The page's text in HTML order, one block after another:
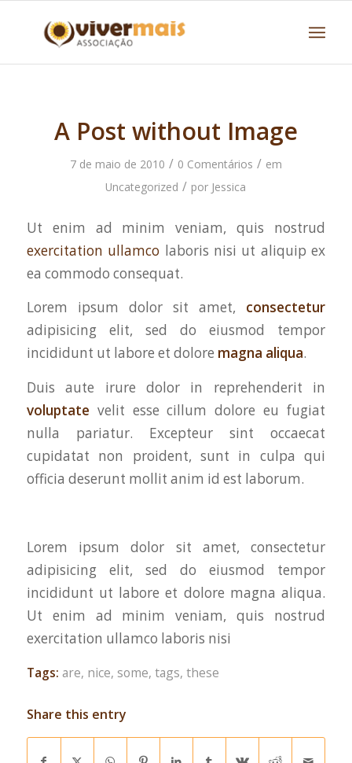
A Post without Image
7 de maio de 2010 / 0 Comentários / em
Uncategorized / por Jessica
Ut enim ad minim veniam, quis nostrud
exercitation ullamco laboris nisi ut aliquip ex
ea commodo consequat.
Lorem ipsum dolor sit amet, consectetur
adipisicing elit, sed do eiusmod tempor
incididunt ut labore et dolore magna aliqua.
Duis aute irure dolor in reprehenderit in
voluptate velit esse cillum dolore eu fugiat
nulla pariatur. Excepteur sint occaecat
cupidatat non proident, sunt in culpa qui
officia deserunt mollit anim id est laborum.
Lorem ipsum dolor sit amet, consectetur
adipisicing elit, sed do eiusmod tempor
incididunt ut labore et dolore magna aliqua.
Ut enim ad minim veniam, quis nostrud
exercitation ullamco laboris nisi
Tags: are, nice, some, tags, these
Share this entry